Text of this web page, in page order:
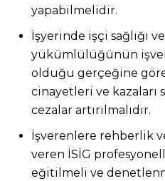
yapabilmelidir.
İşyerinde işçi sağlığı
yükümlülüğünün
olduğu gerçeğine göre
cinayetleri ve kazaları
cezalar artırılmalıdır.
İşverenlere rehberlik
veren İSİG
eğitilmeli ve